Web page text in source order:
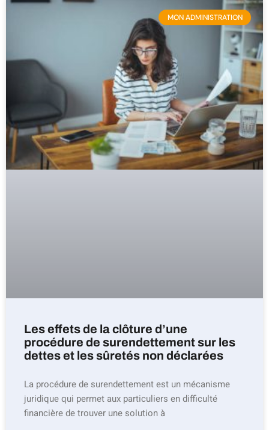
MON ADMINISTRATION
Les effets de la clôture d’une
procédure de surendettement sur les
dettes et les sûretés non déclarées
La procédure de surendettement est un mécanisme
juridique qui permet aux particuliers en difficulté
financière de trouver une solution à